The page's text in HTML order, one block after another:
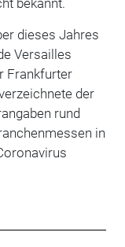
dieses Jahres
Versailles
Frankfurter
der
rund
in